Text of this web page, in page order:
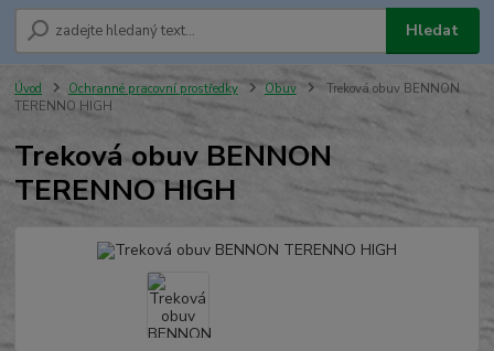
Hledat
Úvod Ochranné pracovní prostředky Obuv
Treková obuv BENNON
TERENNO HIGH
Treková obuv BENNON
TERENNO HIGH